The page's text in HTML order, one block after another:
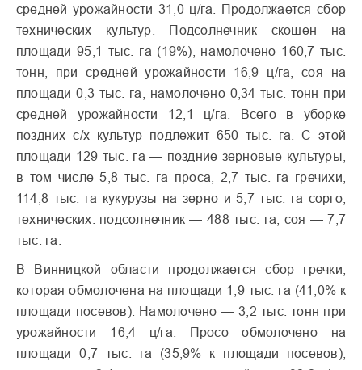
средней урожайности 31,0 ц/га. Продолжается сбор
технических культур. Подсолнечник скошен на
площади 95,1 тыс. га (19%), намолочено 160,7 тыс.
тонн, при средней урожайности 16,9 ц/га, соя на
площади 0,3 тыс. га, намолочено 0,34 тыс. тонн при
средней урожайности 12,1 ц/га. Всего в уборке
поздних с/х культур подлежит 650 тыс. га. С этой
площади 129 тыс. га — поздние зерновые культуры,
в том числе 5,8 тыс. га проса, 2,7 тыс. га гречихи,
114,8 тыс. га кукурузы на зерно и 5,7 тыс. га сорго,
технических: подсолнечник — 488 тыс. га; соя — 7,7
тыс. га.
В Винницкой области продолжается сбор гречки,
которая обмолочена на площади 1,9 тыс. га (41,0% к
площади посевов). Намолочено — 3,2 тыс. тонн при
урожайности 16,4 ц/га. Просо обмолочено на
площади 0,7 тыс. га (35,9% к площади посевов),